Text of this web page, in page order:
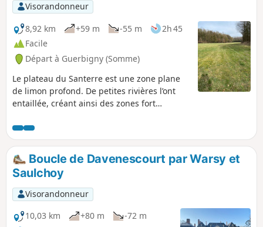
Visorandonneur
8,92 km
+59 m -55 m
2h 45
Facile
Départ à Guerbigny (Somme)
Le plateau du Santerre est une zone plane
de limon profond. De petites rivières l’ont
entaillée, créant ainsi des zones fort
en présente une. Randonnée non balisée.
On y emprunte tout de même une partie
balisée du GR® 123 en fin de boucle. Plus de
la moitié du parcours s’effectue sur des
chemins en zone boisée.
Boucle de Davenescourt par Warsy et
Saulchoy
Visorandonneur
10,03 km
+80 m
-72 m